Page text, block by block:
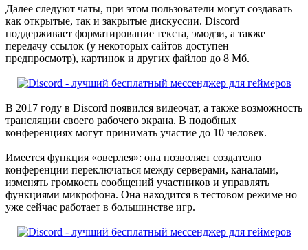
Далее следуют чаты, при этом пользователи могут создавать
как открытые, так и закрытые дискуссии. Discord
поддерживает форматирование текста, эмодзи, а также
передачу ссылок (у некоторых сайтов доступен
предпросмотр), картинок и других файлов до 8 Мб.
В 2017 году в Discord появился видеочат, а также возможность
трансляции своего рабочего экрана. В подобных
конференциях могут принимать участие до 10 человек.
Имеется функция «оверлея»: она позволяет создателю
конференции переключаться между серверами, каналами,
изменять громкость сообщений участников и управлять
функциями микрофона. Она находится в тестовом режиме но
уже сейчас работает в большинстве игр.